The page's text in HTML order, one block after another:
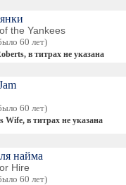
янки
the Yankees
60 лет)
в титрах не указана
60 лет)
Wife, в титрах не указана
найма
Hire
60 лет)